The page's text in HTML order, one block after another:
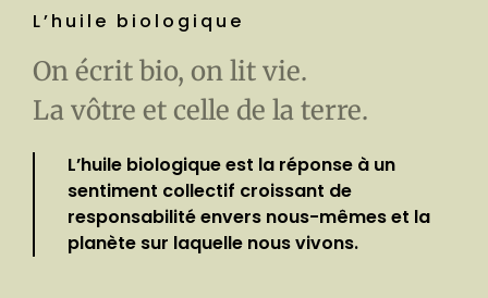
L’huile biologique
On écrit bio, on lit vie.
La vôtre et celle de la terre.
L’huile biologique est la réponse à un
sentiment collectif croissant de
responsabilité envers nous-mêmes et la
planète sur laquelle nous vivons.